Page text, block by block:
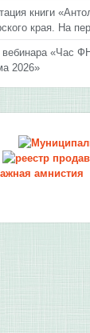
книги
края. На
вебинара «Час
2026»